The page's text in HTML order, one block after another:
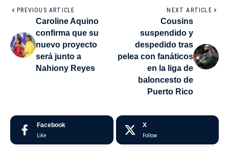
PREVIOUS ARTICLE
Caroline Aquino
confirma que su
nuevo proyecto
será junto a
Nahiony Reyes
NEXT ARTICLE
Cousins
suspendido y
despedido tras
pelea con fanáticos
en la liga de
baloncesto de
Puerto Rico
Facebook
Like
X
Follow